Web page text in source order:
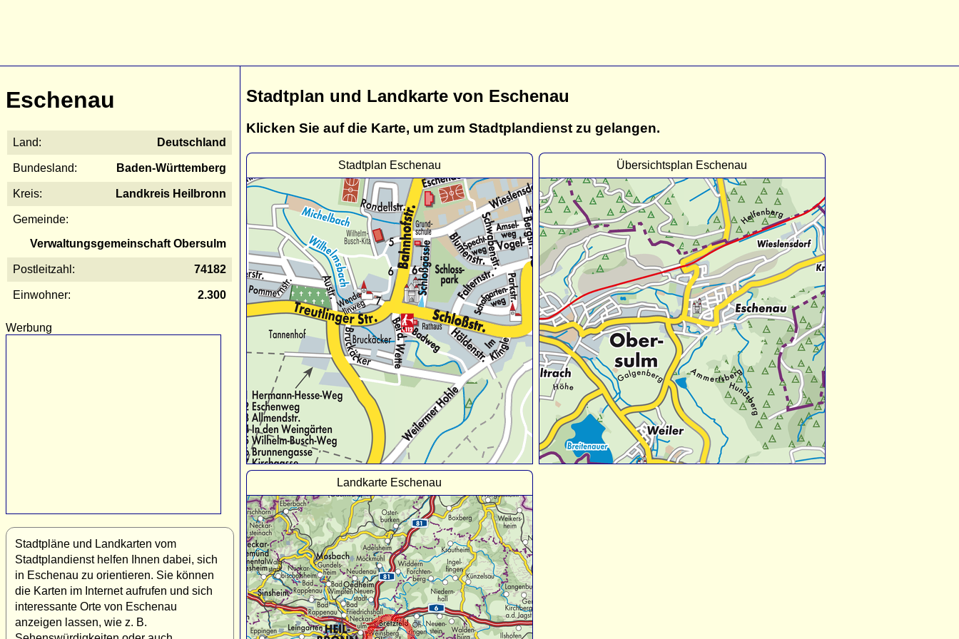
Eschenau
Land: Deutschland
Bundesland: Baden-Württemberg
Kreis: Landkreis Heilbronn
Gemeinde:
Verwaltungsgemeinschaft Obersulm
Postleitzahl: 74182
Einwohner: 2.300
Werbung
Stadtpläne und Landkarten vom
Stadtplandienst helfen Ihnen dabei, sich
in Eschenau zu orientieren. Sie können
die Karten im Internet aufrufen und sich
interessante Orte von Eschenau
anzeigen lassen, wie z. B.
Stadtplan und Landkarte von Eschenau
Klicken Sie auf die Karte, um zum Stadtplandienst zu gelangen.
Stadtplan Eschenau Übersichtsplan Eschenau
Landkarte Eschenau